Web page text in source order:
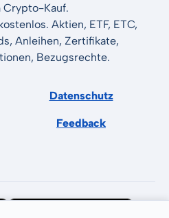
Crypto-Kauf.
Aktien, ETF, ETC,
Anleihen, Zertifikate,
Bezugsrechte.
Datenschutz
Feedback